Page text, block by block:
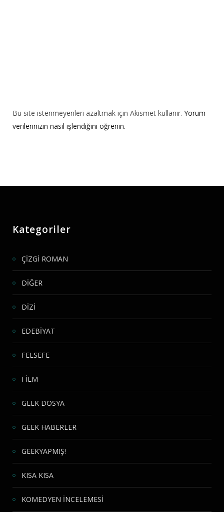
Bu site istenmeyenleri azaltmak için Akismet kullanır. Yorum
verilerinizin nasıl işlendiğini öğrenin.
Kategoriler
ÇİZGİ ROMAN
DİĞER
DİZİ
EDEBİYAT
FELSEFE
FİLM
GEEK DOSYA
GEEK HABERLER
GEEKYAPMIŞ!
KISA KISA
KOMEDYEN İNCELEMESİ